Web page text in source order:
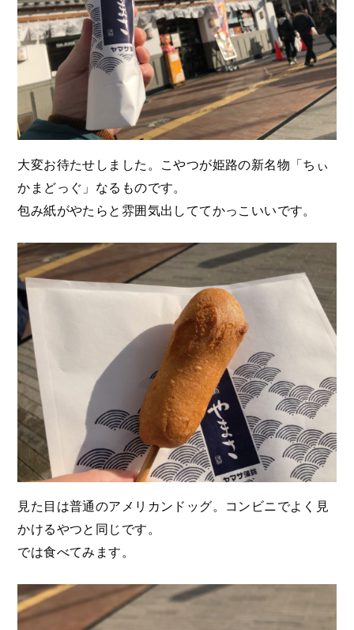
大変お待たせしました。こやつが姫路の新名物「ちぃ
かまどっぐ」なるものです。
包み紙がやたらと雰囲気出しててかっこいいです。
見た目は普通のアメリカンドッグ。コンビニでよく見
かけるやつと同じです。
では食べてみます。